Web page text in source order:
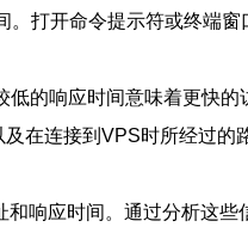
打开命令提示符或终端窗
的响应时间意味着更快的
在连接到VPS时所经过
响应时间。通过分析这些